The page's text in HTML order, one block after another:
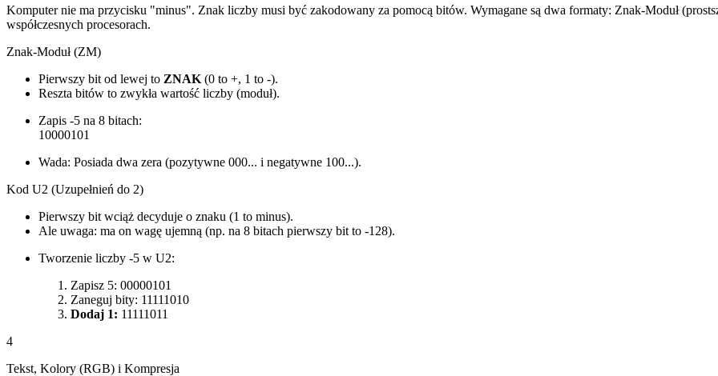
Komputer nie ma przycisku "minus". Znak liczby musi być zakodowany za pomocą bitów. Wymagane są dwa formaty: Znak-Moduł
współczesnych procesorach.
Znak-Moduł (ZM)
Pierwszy bit od lewej to ZNAK (0 to +, 1 to -).
Reszta bitów to zwykła wartość liczby (moduł).
Zapis -5 na 8 bitach:
10000101
Wada: Posiada dwa zera (pozytywne 000... i negatywne 100...).
Kod U2 (Uzupełnień do 2)
Pierwszy bit wciąż decyduje o znaku (1 to minus).
Ale uwaga: ma on wagę ujemną (np. na 8 bitach pierwszy bit to -128).
Tworzenie liczby -5 w U2:
Zapisz 5: 00000101
Zaneguj bity: 11111010
Dodaj 1: 11111011
4
Tekst, Kolory (RGB) i Kompresja